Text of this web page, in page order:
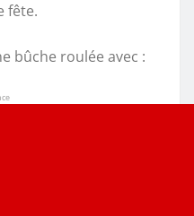
fête.
bûche roulée avec :